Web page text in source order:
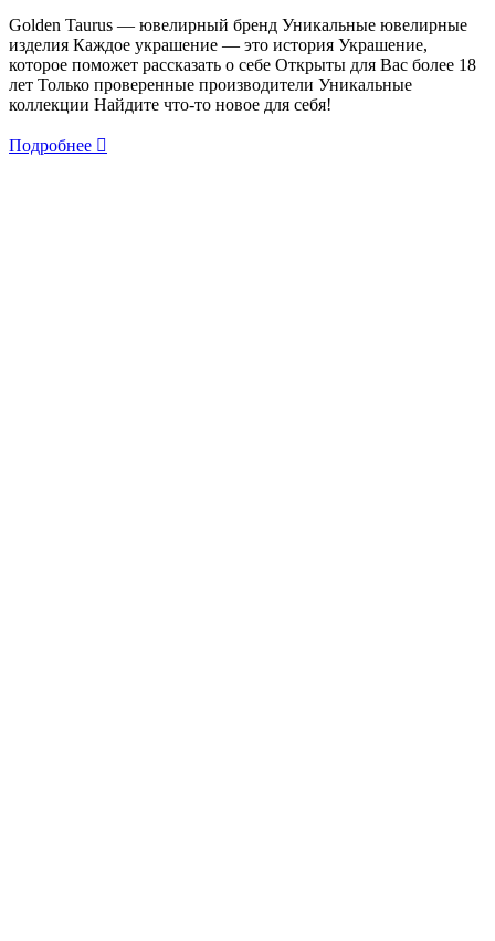
Golden Taurus — ювелирный бренд Уникальные ювелирные
изделия Каждое украшение — это история Украшение,
которое поможет рассказать о себе Открыты для Вас более 18
лет Только проверенные производители Уникальные
коллекции Найдите что-то новое для себя!
Подробнее